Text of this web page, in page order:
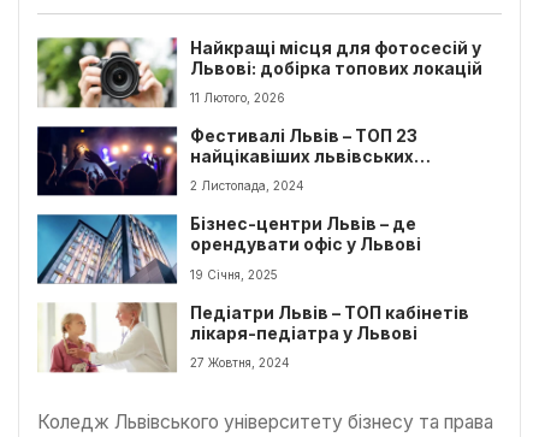
Найкращі місця для фотосесій у
Львові: добірка топових локацій
11 Лютого, 2026
Фестивалі Львів – ТОП 23
найцікавіших львівських
фестивалів
2 Листопада, 2024
Бізнес-центри Львів – де
орендувати офіс у Львові
19 Січня, 2025
Педіатри Львів – ТОП кабінетів
лікаря-педіатра у Львові
27 Жовтня, 2024
Коледж Львівського університету бізнесу та права